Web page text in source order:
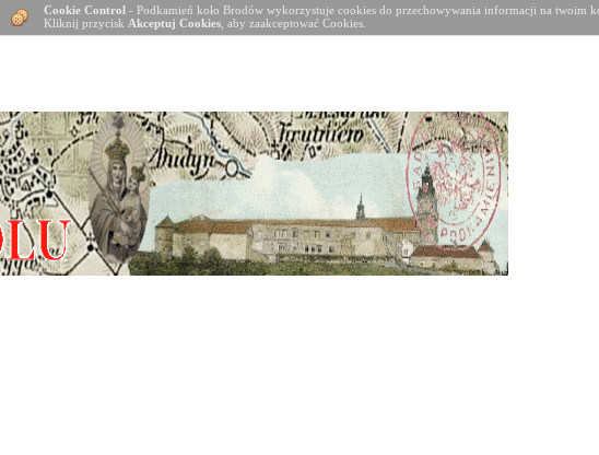
Cookie Control - Podkamień koło Brodów wykorzystuje cookies do przechowywania informacji na twoim
Kliknij przycisk Akceptuj Cookies , aby zaakceptować Cookies.